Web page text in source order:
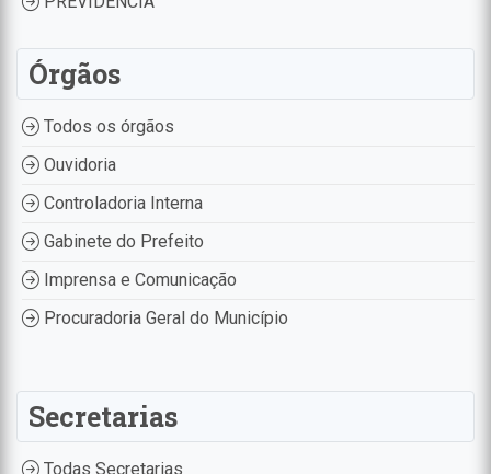
Órgãos
Todos os órgãos
Ouvidoria
Controladoria Interna
Gabinete do Prefeito
Imprensa e Comunicação
Procuradoria Geral do Município
Secretarias
Todas Secretarias